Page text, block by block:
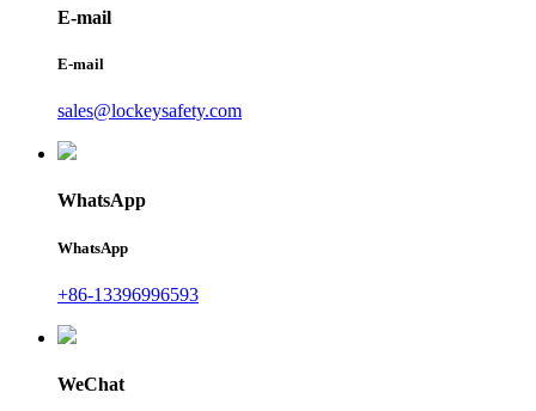
E-mail
E-mail
sales@lockeysafety.com
WhatsApp
WhatsApp
+86-13396996593
WeChat